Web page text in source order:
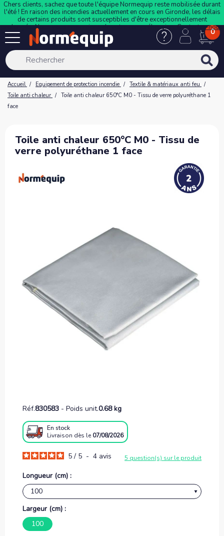
Chers clients, sachez que toute l'équipe Normequip reste mobilisée durant
l'été ! En raison des incendies actuellement en cours en Gironde, les délais
de certains produits sont susceptibles d'être exceptionnellement
prolongés. Nous vous remercions de votre compréhension.Contactez-nous
0
Accueil Equipement de protection incendie
Textile & matériaux anti feu
Toile anti chaleur
Toile anti chaleur 650°C M0 - Tissu de verre polyuréthane 1
face
Toile anti chaleur 650°C M0 - Tissu de
verre polyuréthane 1 face
Réf.830583 - Poids unit.0.68 kg
En stock
Livraison dès le 07/08/2026
5 / 5 - 4 avis 5 question(s) sur le produit
Longueur (cm) :
Largeur (cm) :
100